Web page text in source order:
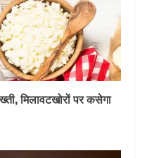
मिलावटखोरों पर कसेगा